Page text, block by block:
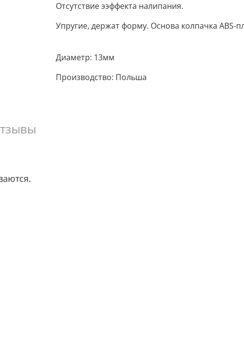
Отсутствие ээффекта налипания.
Упругие, держат форму. Основа колпачка ABS-
Диаметр: 13мм
Производство: Польша